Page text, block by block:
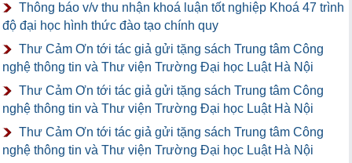
Thông báo v/v thu nhận khoá luận tốt nghiệp Khoá 47 trình
độ đại học hình thức đào tạo chính quy
Thư Cảm Ơn tới tác giả gửi tặng sách Trung tâm Công
nghệ thông tin và Thư viện Trường Đại học Luật Hà Nội
Thư Cảm Ơn tới tác giả gửi tặng sách Trung tâm Công
nghệ thông tin và Thư viện Trường Đại học Luật Hà Nội
Thư Cảm Ơn tới tác giả gửi tặng sách Trung tâm Công
nghệ thông tin và Thư viện Trường Đại học Luật Hà Nội